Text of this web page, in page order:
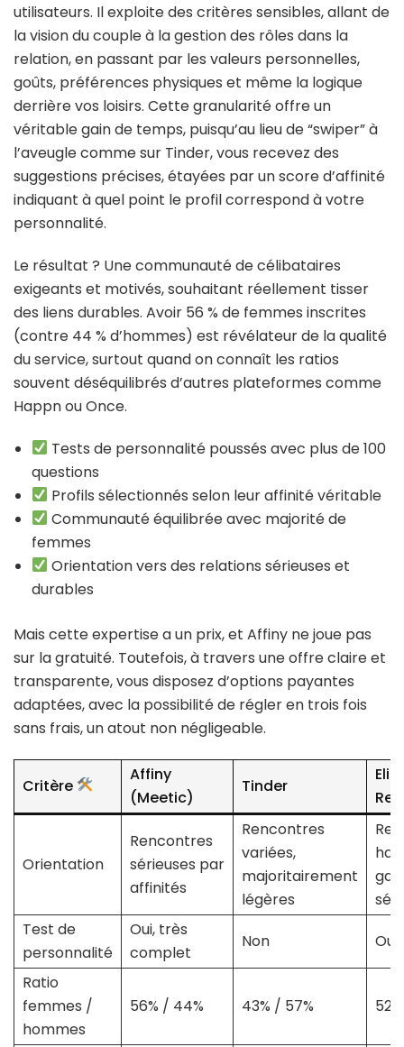
utilisateurs. Il exploite des critères sensibles, allant de
la vision du couple à la gestion des rôles dans la
relation, en passant par les valeurs personnelles,
goûts, préférences physiques et même la logique
derrière vos loisirs. Cette granularité offre un
véritable gain de temps, puisqu’au lieu de “swiper” à
l’aveugle comme sur Tinder, vous recevez des
suggestions précises, étayées par un score d’affinité
indiquant à quel point le profil correspond à votre
personnalité.
Le résultat ? Une communauté de célibataires
exigeants et motivés, souhaitant réellement tisser
des liens durables. Avoir 56 % de femmes inscrites
(contre 44 % d’hommes) est révélateur de la qualité
du service, surtout quand on connaît les ratios
souvent déséquilibrés d’autres plateformes comme
Happn ou Once.
Tests de personnalité poussés avec plus de 100
questions
Profils sélectionnés selon leur affinité véritable
Communauté équilibrée avec majorité de
femmes
Orientation vers des relations sérieuses et
durables
Mais cette expertise a un prix, et Affiny ne joue pas
sur la gratuité. Toutefois, à travers une offre claire et
transparente, vous disposez d’options payantes
adaptées, avec la possibilité de régler en trois fois
sans frais, un atout non négligeable.
Critère
Affiny
(Meetic)
Tinder
Elite
Orientation
Rencontres
sérieuses par
affinités
Rencontres
variées,
majoritairement
légères
Test de
personnalité
Oui, très
complet
Non
Oui
Ratio
femmes /
hommes
56% / 44% 43% / 57%